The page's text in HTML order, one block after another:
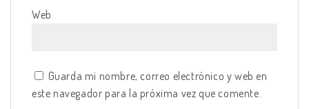
Web
Guarda mi nombre, correo electrónico y web en
este navegador para la próxima vez que comente.